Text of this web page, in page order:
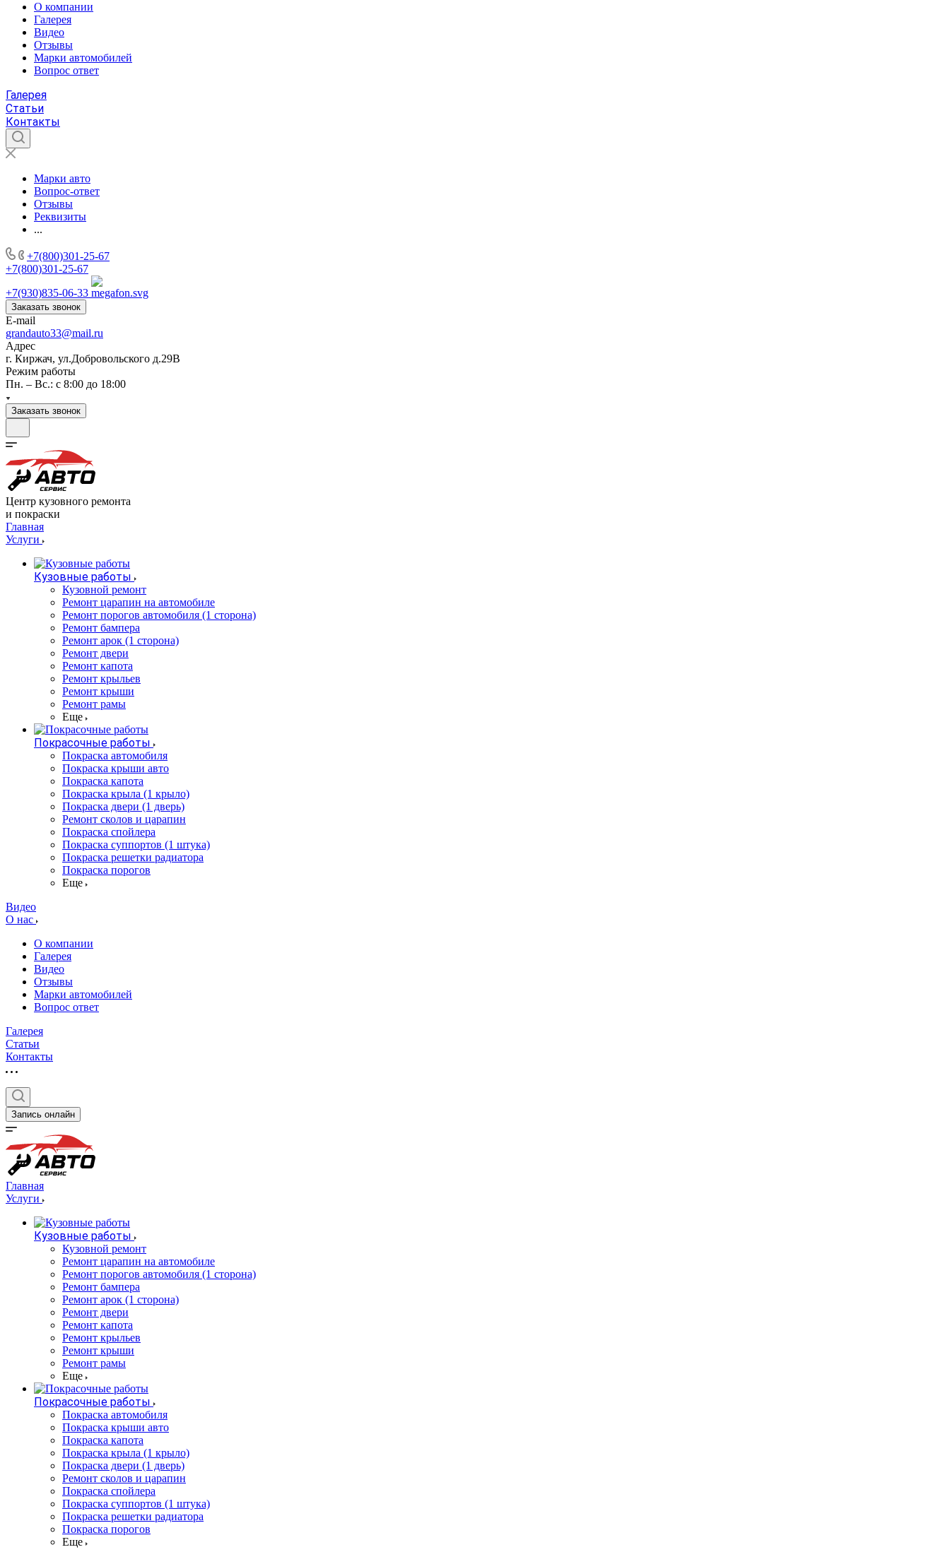
О компании
Галерея
Видео
Отзывы
Марки автомобилей
Вопрос ответ
Галерея
Статьи
Контакты
Марки авто
Вопрос-ответ
Отзывы
Реквизиты
...
+7(800)301-25-67
+7(800)301-25-67
+7(930)835-06-33
Заказать звонок
E-mail
grandauto33@mail.ru
Адрес
г. Киржач, ул.Добровольского д.29В
Режим работы
Пн. – Вс.: с 8:00 до 18:00
Заказать звонок
Центр кузовного ремонта
и покраски
Главная
Услуги
Кузовные работы
Кузовной ремонт
Ремонт царапин на автомобиле
Ремонт порогов автомобиля (1 сторона)
Ремонт бампера
Ремонт арок (1 сторона)
Ремонт двери
Ремонт капота
Ремонт крыльев
Ремонт крыши
Ремонт рамы
Еще
Покрасочные работы
Покраска автомобиля
Покраска крыши авто
Покраска капота
Покраска крыла (1 крыло)
Покраска двери (1 дверь)
Ремонт сколов и царапин
Покраска спойлера
Покраска суппортов (1 штука)
Покраска решетки радиатора
Покраска порогов
Еще
Видео
О нас
О компании
Галерея
Видео
Отзывы
Марки автомобилей
Вопрос ответ
Галерея
Статьи
Контакты
Запись онлайн
Главная
Услуги
Кузовные работы
Кузовной ремонт
Ремонт царапин на автомобиле
Ремонт порогов автомобиля (1 сторона)
Ремонт бампера
Ремонт арок (1 сторона)
Ремонт двери
Ремонт капота
Ремонт крыльев
Ремонт крыши
Ремонт рамы
Еще
Покрасочные работы
Покраска автомобиля
Покраска крыши авто
Покраска капота
Покраска крыла (1 крыло)
Покраска двери (1 дверь)
Ремонт сколов и царапин
Покраска спойлера
Покраска суппортов (1 штука)
Покраска решетки радиатора
Покраска порогов
Еще